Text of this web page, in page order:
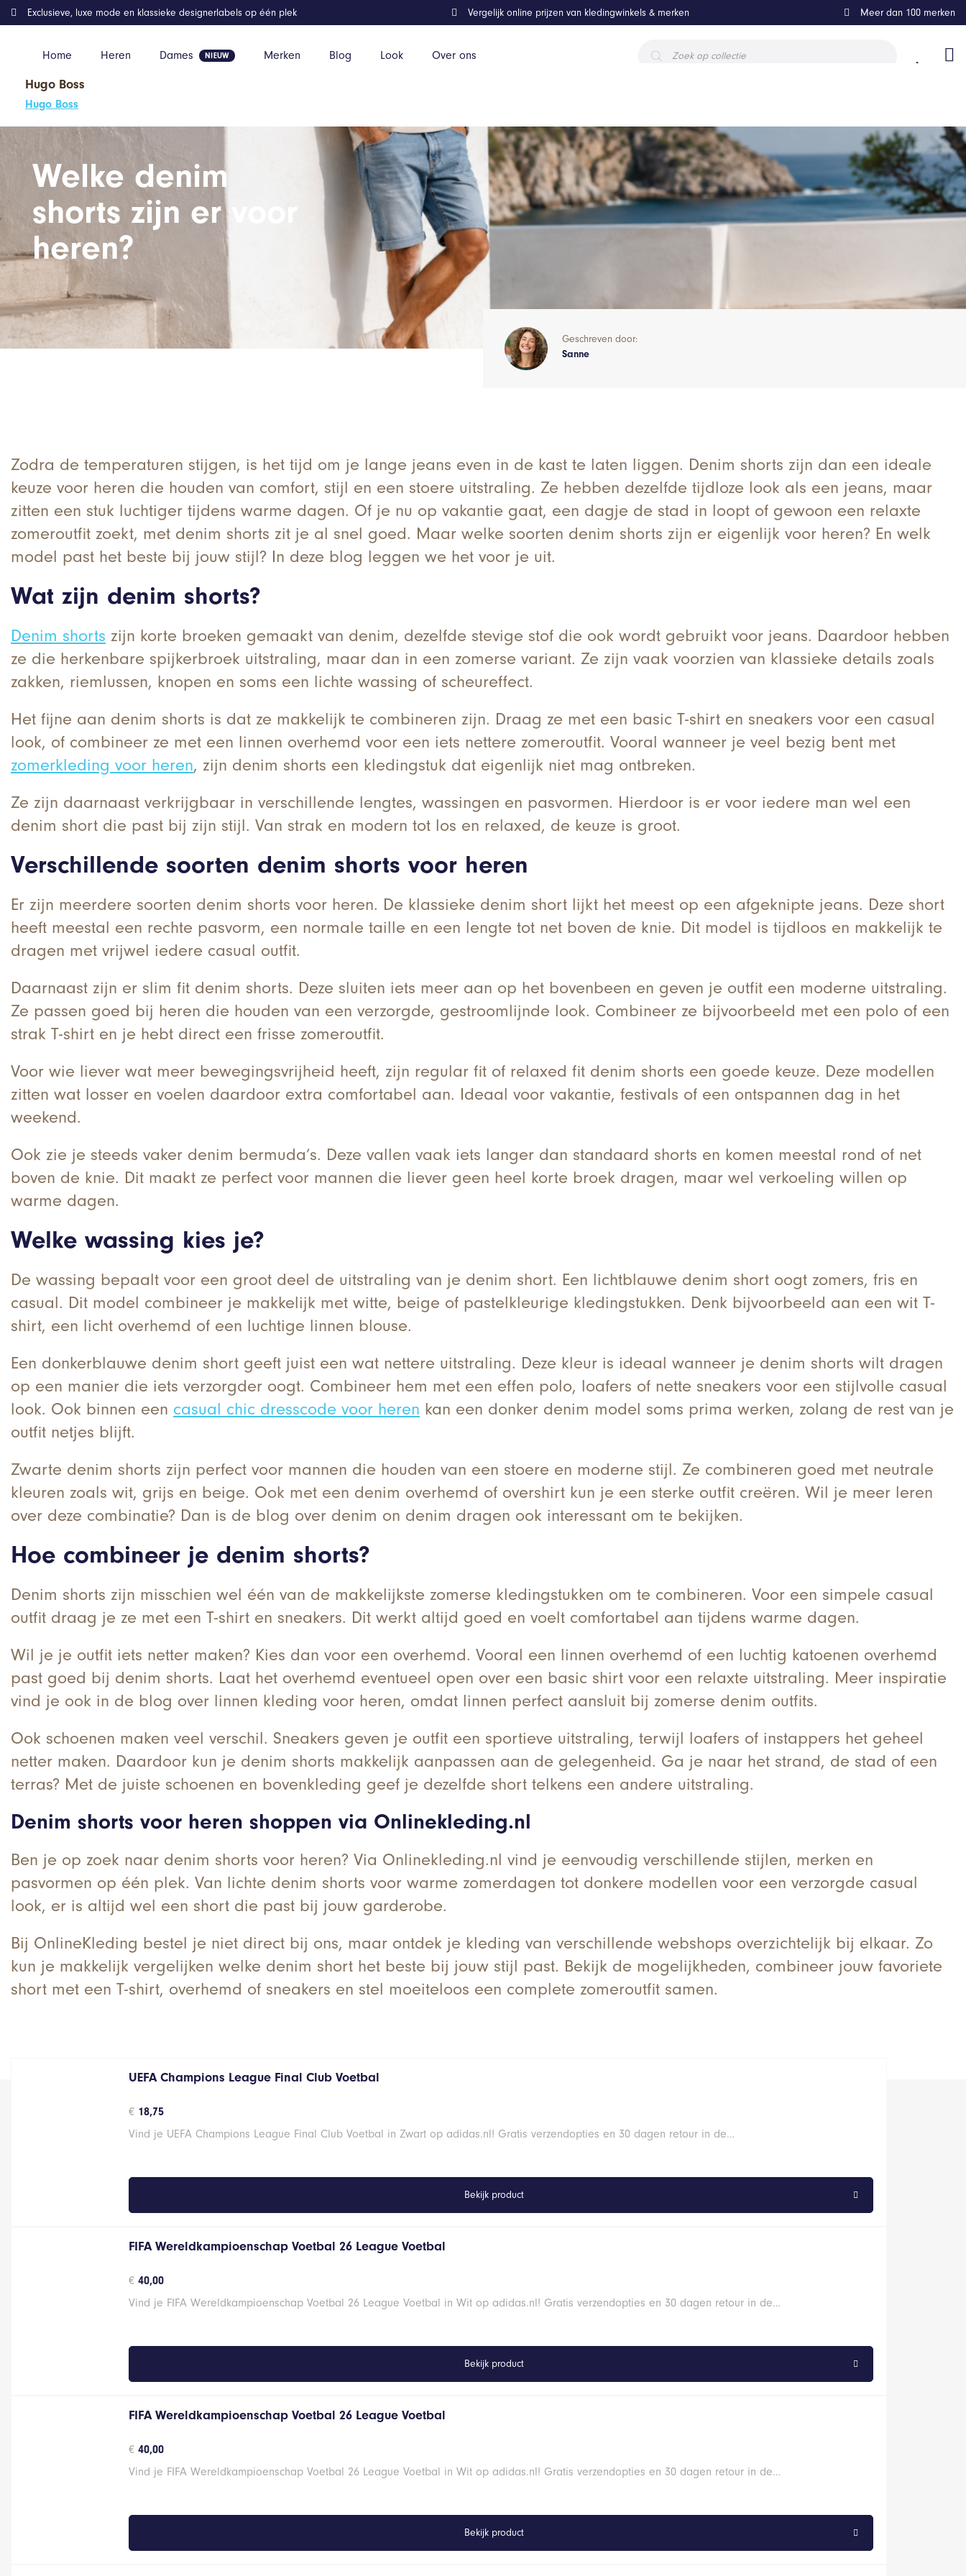
Home Heren Dames Merken Blog Look Over ons
zoeken
Exclusieve, luxe mode en klassieke designerlabels op één plek Vergelijk online prijzen van kledingwinkels & merken Meer dan 100 merken
Hugo Boss
Hugo Boss
Home Inspiratie
Welke denim
shorts zijn er voor
heren?
Geschreven door:
Sanne
Zodra de temperaturen stijgen, is het tijd om je lange jeans even in de kast te laten liggen. Denim shorts zijn dan een ideale
keuze voor heren die houden van comfort, stijl en een stoere uitstraling. Ze hebben dezelfde tijdloze look als een jeans, maar
zitten een stuk luchtiger tijdens warme dagen. Of je nu op vakantie gaat, een dagje de stad in loopt of gewoon een relaxte
zomeroutfit zoekt, met denim shorts zit je al snel goed. Maar welke soorten denim shorts zijn er eigenlijk voor heren? En welk
model past het beste bij jouw stijl? In deze blog leggen we het voor je uit.
Wat zijn denim shorts?
Denim shorts zijn korte broeken gemaakt van denim, dezelfde stevige stof die ook wordt gebruikt voor jeans. Daardoor hebben
ze die herkenbare spijkerbroek uitstraling, maar dan in een zomerse variant. Ze zijn vaak voorzien van klassieke details zoals
zakken, riemlussen, knopen en soms een lichte wassing of scheureffect.
Het fijne aan denim shorts is dat ze makkelijk te combineren zijn. Draag ze met een basic T-shirt en sneakers voor een casual
look, of combineer ze met een linnen overhemd voor een iets nettere zomeroutfit. Vooral wanneer je veel bezig bent met
zomerkleding voor heren, zijn denim shorts een kledingstuk dat eigenlijk niet mag ontbreken.
Ze zijn daarnaast verkrijgbaar in verschillende lengtes, wassingen en pasvormen. Hierdoor is er voor iedere man wel een
denim short die past bij zijn stijl. Van strak en modern tot los en relaxed, de keuze is groot.
Verschillende soorten denim shorts voor heren
Er zijn meerdere soorten denim shorts voor heren. De klassieke denim short lijkt het meest op een afgeknipte jeans. Deze short
heeft meestal een rechte pasvorm, een normale taille en een lengte tot net boven de knie. Dit model is tijdloos en makkelijk te
dragen met vrijwel iedere casual outfit.
Daarnaast zijn er slim fit denim shorts. Deze sluiten iets meer aan op het bovenbeen en geven je outfit een moderne uitstraling.
Ze passen goed bij heren die houden van een verzorgde, gestroomlijnde look. Combineer ze bijvoorbeeld met een polo of een
strak T-shirt en je hebt direct een frisse zomeroutfit.
Voor wie liever wat meer bewegingsvrijheid heeft, zijn regular fit of relaxed fit denim shorts een goede keuze. Deze modellen
zitten wat losser en voelen daardoor extra comfortabel aan. Ideaal voor vakantie, festivals of een ontspannen dag in het
weekend.
Ook zie je steeds vaker denim bermuda’s. Deze vallen vaak iets langer dan standaard shorts en komen meestal rond of net
boven de knie. Dit maakt ze perfect voor mannen die liever geen heel korte broek dragen, maar wel verkoeling willen op
warme dagen.
Welke wassing kies je?
De wassing bepaalt voor een groot deel de uitstraling van je denim short. Een lichtblauwe denim short oogt zomers, fris en
casual. Dit model combineer je makkelijk met witte, beige of pastelkleurige kledingstukken. Denk bijvoorbeeld aan een wit T-
shirt, een licht overhemd of een luchtige linnen blouse.
Een donkerblauwe denim short geeft juist een wat nettere uitstraling. Deze kleur is ideaal wanneer je denim shorts wilt dragen
op een manier die iets verzorgder oogt. Combineer hem met een effen polo, loafers of nette sneakers voor een stijlvolle casual
look. Ook binnen een casual chic dresscode voor heren kan een donker denim model soms prima werken, zolang de rest van je
outfit netjes blijft.
Zwarte denim shorts zijn perfect voor mannen die houden van een stoere en moderne stijl. Ze combineren goed met neutrale
kleuren zoals wit, grijs en beige. Ook met een denim overhemd of overshirt kun je een sterke outfit creëren. Wil je meer leren
over deze combinatie? Dan is de blog over denim on denim dragen ook interessant om te bekijken.
Hoe combineer je denim shorts?
Denim shorts zijn misschien wel één van de makkelijkste zomerse kledingstukken om te combineren. Voor een simpele casual
outfit draag je ze met een T-shirt en sneakers. Dit werkt altijd goed en voelt comfortabel aan tijdens warme dagen.
Wil je je outfit iets netter maken? Kies dan voor een overhemd. Vooral een linnen overhemd of een luchtig katoenen overhemd
past goed bij denim shorts. Laat het overhemd eventueel open over een basic shirt voor een relaxte uitstraling. Meer inspiratie
vind je ook in de blog over linnen kleding voor heren, omdat linnen perfect aansluit bij zomerse denim outfits.
Ook schoenen maken veel verschil. Sneakers geven je outfit een sportieve uitstraling, terwijl loafers of instappers het geheel
netter maken. Daardoor kun je denim shorts makkelijk aanpassen aan de gelegenheid. Ga je naar het strand, de stad of een
terras? Met de juiste schoenen en bovenkleding geef je dezelfde short telkens een andere uitstraling.
Denim shorts voor heren shoppen via Onlinekleding.nl
Ben je op zoek naar denim shorts voor heren? Via Onlinekleding.nl vind je eenvoudig verschillende stijlen, merken en
pasvormen op één plek. Van lichte denim shorts voor warme zomerdagen tot donkere modellen voor een verzorgde casual
look, er is altijd wel een short die past bij jouw garderobe.
Bij OnlineKleding bestel je niet direct bij ons, maar ontdek je kleding van verschillende webshops overzichtelijk bij elkaar. Zo
kun je makkelijk vergelijken welke denim short het beste bij jouw stijl past. Bekijk de mogelijkheden, combineer jouw favoriete
short met een T-shirt, overhemd of sneakers en stel moeiteloos een complete zomeroutfit samen.
UEFA Champions League Final Club Voetbal
€ 18,75
Vind je UEFA Champions League Final Club Voetbal in Zwart op adidas.nl! Gratis verzendopties en 30 dagen retour in de…
Bekijk product
FIFA Wereldkampioenschap Voetbal 26 League Voetbal
€ 40,00
Vind je FIFA Wereldkampioenschap Voetbal 26 League Voetbal in Wit op adidas.nl! Gratis verzendopties en 30 dagen retour in de…
Bekijk product
FIFA Wereldkampioenschap Voetbal 26 League Voetbal
€ 40,00
Vind je FIFA Wereldkampioenschap Voetbal 26 League Voetbal in Wit op adidas.nl! Gratis verzendopties en 30 dagen retour in de…
Bekijk product